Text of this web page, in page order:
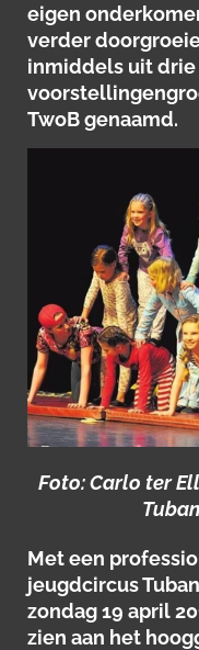
eigen
verder
inmiddels uit drie
TwoB genaamd.
Foto: Carlo ter
Met een
jeugdcircus
zondag 19 april
zien aan het